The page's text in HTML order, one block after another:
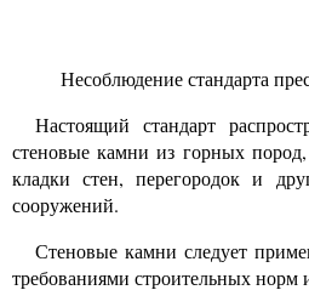
Несоблюдение стандарта
Настоящий стандарт
стеновые камни из горных
кладки стен, перегородок и
сооружений.
Стеновые камни следует
требованиями строительных норм